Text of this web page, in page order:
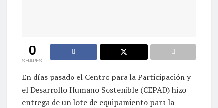
0
SHARES
En días pasado el Centro para la Participación y
el Desarrollo Humano Sostenible (CEPAD) hizo
entrega de un lote de equipamiento para la